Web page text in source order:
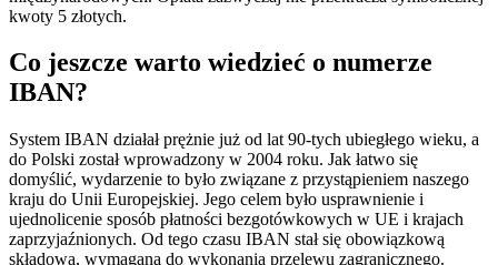
kwoty 5 złotych.
Co jeszcze warto wiedzieć o numerze
IBAN?
System IBAN działał prężnie już od lat 90-tych ubiegłego wieku, a
do Polski został wprowadzony w 2004 roku. Jak łatwo się
domyślić, wydarzenie to było związane z przystąpieniem naszego
kraju do Unii Europejskiej. Jego celem było usprawnienie i
ujednolicenie sposób płatności bezgotówkowych w UE i krajach
zaprzyjaźnionych. Od tego czasu IBAN stał się obowiązkową
składową, wymaganą do wykonania przelewu zagranicznego.